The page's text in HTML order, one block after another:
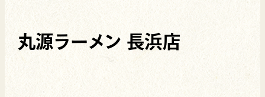
丸源ラーメン 長浜店